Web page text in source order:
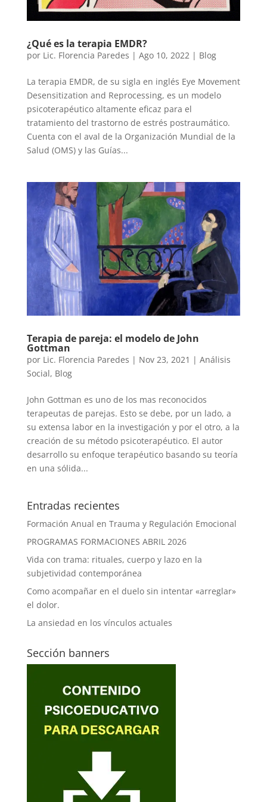
¿Qué es la terapia EMDR?
por Lic. Florencia Paredes | Ago 10, 2022| Blog
La terapia EMDR, de su sigla en inglés Eye Movement
Desensitization and Reprocessing, es un modelo
psicoterapéutico altamente eficaz para el
tratamiento del trastorno de estrés postraumático.
Cuenta con el aval de la Organización Mundial de la
Salud (OMS) y las Guías...
Terapia de pareja: el modelo de John
Gottman
por Lic. Florencia Paredes | Nov 23, 2021 | Análisis
Social, Blog
John Gottman es uno de los mas reconocidos
terapeutas de parejas. Esto se debe, por un lado, a
su extensa labor en la investigación y por el otro, a la
creación de su método psicoterapéutico. El autor
desarrollo su enfoque terapéutico basando su teoría
en una sólida...
Entradas recientes
Formación Anual en Trauma y Regulación Emocional
PROGRAMAS FORMACIONES ABRIL 2026
Vida con trama: rituales, cuerpo y lazo en la
subjetividad contemporánea
Como acompañar en el duelo sin intentar «arreglar»
el dolor.
La ansiedad en los vínculos actuales
Sección banners